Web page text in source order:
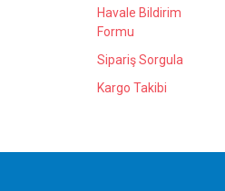
Havale Bildirim
Formu
Sipariş Sorgula
Kargo Takibi